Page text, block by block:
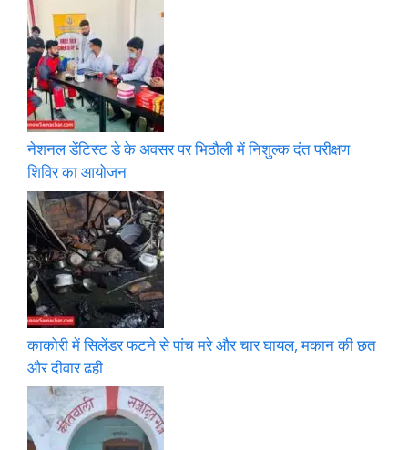
नेशनल डेंटिस्ट डे के अवसर पर भिठौली में निशुल्क दंत परीक्षण
शिविर का आयोजन
काकोरी में सिलेंडर फटने से पांच मरे और चार घायल, मकान की छत
और दीवार ढही